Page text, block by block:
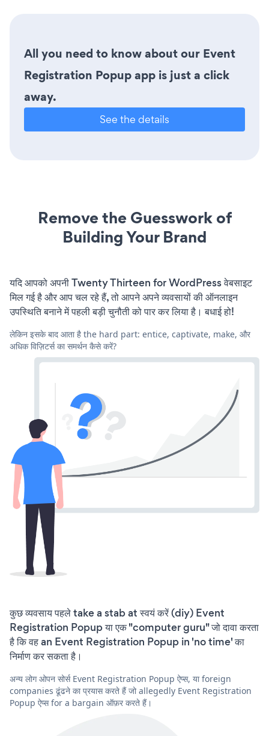
All you need to know about our Event
Registration Popup app is just a click
away.
See the details
Remove the Guesswork of
Building Your Brand
यदि आपको अपनी Twenty Thirteen for WordPress वेबसाइट
मिल गई है और आप चल रहे हैं, तो आपने अपने व्यवसायों की ऑनलाइन
उपस्थिति बनाने में पहली बड़ी चुनौती को पार कर लिया है। बधाई हो!
लेकिन इसके बाद आता है the hard part: entice, captivate, make, और
अधिक विज़िटर्स का समर्थन कैसे करें?
कुछ व्यवसाय पहले take a stab at स्वयं करें (diy) Event
Registration Popup या एक "computer guru" जो दावा करता
है कि वह an Event Registration Popup in 'no time' का
निर्माण कर सकता है।
अन्य लोग ओपन सोर्स Event Registration Popup ऐप्स, या foreign
companies ढूंढने का प्रयास करते हैं जो allegedly Event Registration
Popup ऐप्स for a bargain ऑफ़र करते हैं।